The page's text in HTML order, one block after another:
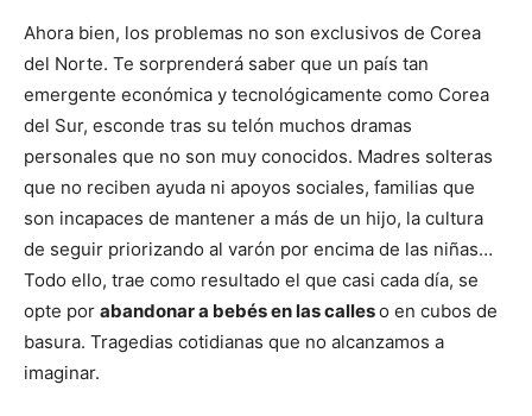
Ahora bien, los problemas no son exclusivos de Corea
del Norte. Te sorprenderá saber que un país tan
emergente económica y tecnológicamente como Corea
del Sur, esconde tras su telón muchos dramas
personales que no son muy conocidos. Madres solteras
que no reciben ayuda ni apoyos sociales, familias que
son incapaces de mantener a más de un hijo, la cultura
de seguir priorizando al varón por encima de las niñas…
Todo ello, trae como resultado el que casi cada día, se
opte por abandonar a bebés en las calleso en cubos de
basura. Tragedias cotidianas que no alcanzamos a
imaginar.